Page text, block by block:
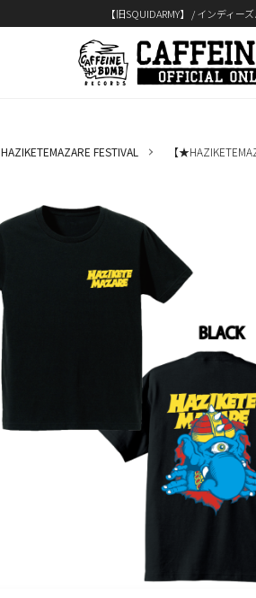
【旧SQUIDARMY】 / インディ
HAZIKETEMAZARE FESTIVAL 【